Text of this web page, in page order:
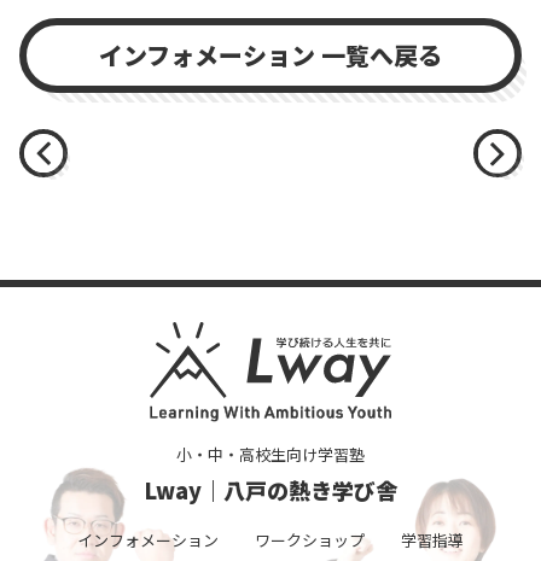
インフォメーション 一覧へ戻る
小・中・高校生向け学習塾
Lway｜八戸の熱き学び舎
インフォメーション ワークショップ 学習指導